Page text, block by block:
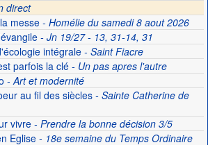
direct
messe- Homélie du samedi 8 aout 2026
- Jn 19/27 - 13, 31-14, 31
intégrale- Saint Fiacre
parfois la clé- Un pas apres l'autre
- Art et modernité
au fil des siècles- Sainte Catherine de
vivre- Prendre la bonne décision 3/5
Eglise- 18e semaine du Temps Ordinaire